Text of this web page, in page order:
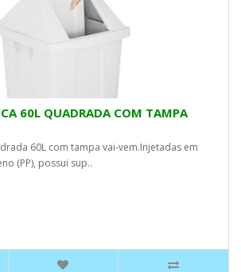
60L QUADRADA COM TAMPA
60L com tampa vai-vem.Injetadas em
(PP), possui sup..